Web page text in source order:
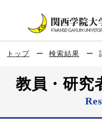
トップ 検索結果
教員・研